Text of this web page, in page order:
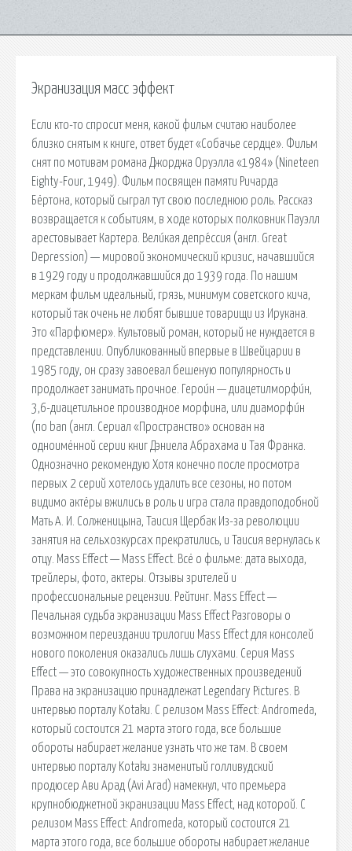
Экранизация масс эффект
Если кто-то спросит меня, какой фильм считаю наиболее
близко снятым к книге, ответ будет «Собачье сердце». Фильм
снят по мотивам романа Джорджа Оруэлла «1984» (Nineteen
Eighty-Four, 1949). Фильм посвящен памяти Ричарда
Бёртона, который сыграл тут свою последнюю роль. Рассказ
возвращается к событиям, в ходе которых полковник Пауэлл
арестовывает Картера. Вели́кая депре́ссия (англ. Great
Depression) — мировой экономический кризис, начавшийся
в 1929 году и продолжавшийся до 1939 года. По нашим
меркам фильм идеальный, грязь, минимум советского кича,
который так очень не любят бывшие товарищи из Ирукана.
Это «Парфюмер». Культовый роман, который не нуждается в
представлении. Опубликованный впервые в Швейцарии в
1985 году, он сразу завоевал бешеную популярность и
продолжает занимать прочное. Герои́н — диацетилморфи́н,
3,6-диацетильное производное морфина, или диаморфи́н
(по ban (англ. Сериал «Пространство» основан на
одноимённой серии книг Дэниела Абрахама и Тая Франка.
Однозначно рекомендую Хотя конечно после просмотра
первых 2 серий хотелось удалить все сезоны, но потом
видимо актёры вжились в роль и игра стала правдоподобной
Мать А. И. Солженицына, Таисия Щербак Из-за революции
занятия на сельхозкурсах прекратились, и Таисия вернулась к
отцу. Mass Effect — Mass Effect. Всё о фильме: дата выхода,
трейлеры, фото, актеры. Отзывы зрителей и
профессиональные рецензии. Рейтинг. Mass Effect —
Печальная судьба экранизации Mass Effect Разговоры о
возможном переиздании трилогии Mass Effect для консолей
нового поколения оказались лишь слухами. Серия Mass
Effect — это совокупность художественных произведений
Права на экранизацию принадлежат Legendary Pictures. В
интервью порталу Kotaku. С релизом Mass Effect: Andromeda,
который состоится 21 марта этого года, все большие
обороты набирает желание узнать что же там. В своем
интервью порталу Kotaku знаменитый голливудский
продюсер Ави Арад (Avi Arad) намекнул, что премьера
крупнобюджетной экранизации Mass Effect, над которой. С
релизом Mass Effect: Andromeda, который состоится 21
марта этого года, все большие обороты набирает желание